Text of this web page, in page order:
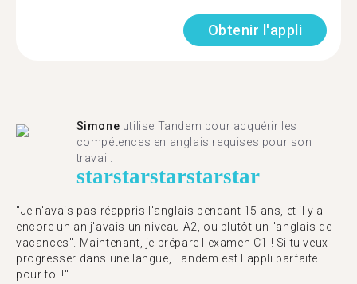
Obtenir l'appli
Simone utilise Tandem pour acquérir les
compétences en anglais requises pour son
travail.
starstarstarstarstar
"Je n'avais pas réappris l'anglais pendant 15 ans, et il y a
encore un an j'avais un niveau A2, ou plutôt un "anglais de
vacances". Maintenant, je prépare l'examen C1 ! Si tu veux
progresser dans une langue, Tandem est l'appli parfaite
pour toi !"